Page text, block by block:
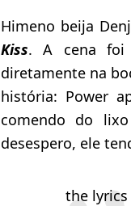
Himeno beija
Kiss. A cena foi
diretamente na
história: Power
comendo do
desespero, ele
the lyrics